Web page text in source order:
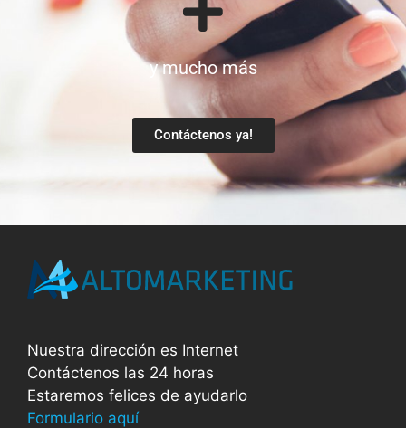
y mucho más
Contáctenos ya!
Nuestra dirección es Internet
Contáctenos las 24 horas
Estaremos felices de ayudarlo
Formulario aquí